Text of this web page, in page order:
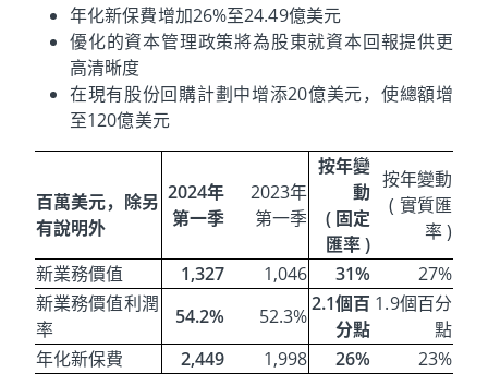
年化新保費增加26%至24.49億美元
優化的資本管理政策將為股東就資本回報提供更
高清晰度
在現有股份回購計劃中增添20億美元，使總額增
至120億美元
百萬美元，除另
有說明外
2024年
第一季
2023年
第一季
按年變
動
( 固定
匯率 )
按年變動
( 實質匯
率 )
新業務價值
1,327 1,046 31%
27%
新業務價值利潤
率
54.2% 52.3%
2.1個百
分點
1.9個百分
點
年化新保費
2,449 1,998 26% 23%